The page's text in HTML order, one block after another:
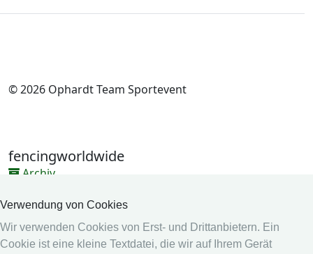
Verwendung von Cookies
Wir verwenden Cookies von Erst- und Drittanbietern. Ein
Cookie ist eine kleine Textdatei, die wir auf Ihrem Gerät
© 2026 Ophardt Team Sportevent
fencingworldwide
Archiv